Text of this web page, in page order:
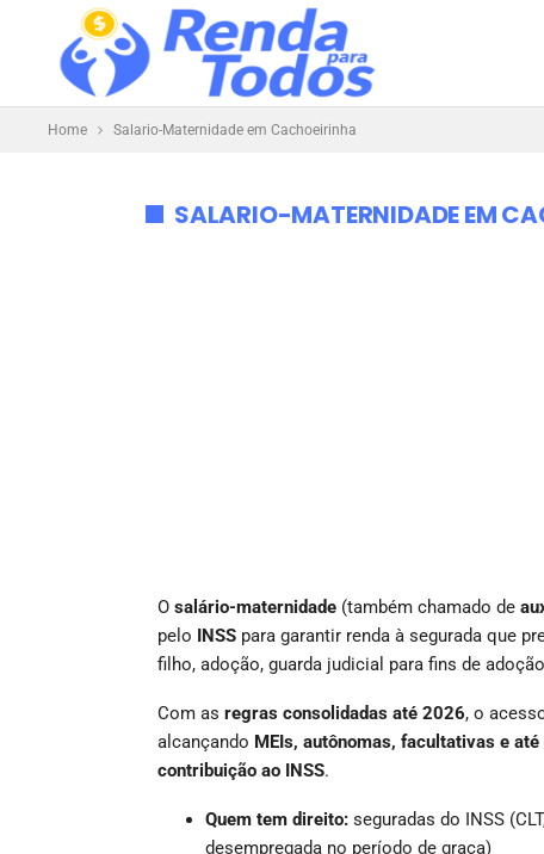
Home Salario-Maternidade em Cachoeirinha
SALARIO-MATERNIDADE EM
O salário-maternidade (também chamado de
pelo INSS para garantir renda à segurada que
filho, adoção, guarda judicial para fins de
Com as regras consolidadas até 2026, o
alcançando MEIs, autônomas, facultativas e
contribuição ao INSS.
Quem tem direito: seguradas do INSS
desempregada no período de graça)